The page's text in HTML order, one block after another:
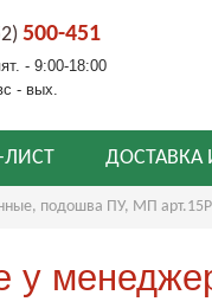
500-451
- 9:00-18:00
- вых.
ЛИСТ ДОСТАВКА
подошва ПУ, МП
у